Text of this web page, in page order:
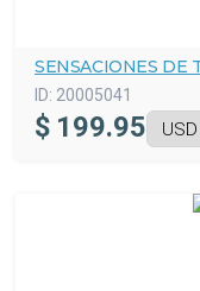
SENSACIONES DE
ID: 20005041
$ 199.95